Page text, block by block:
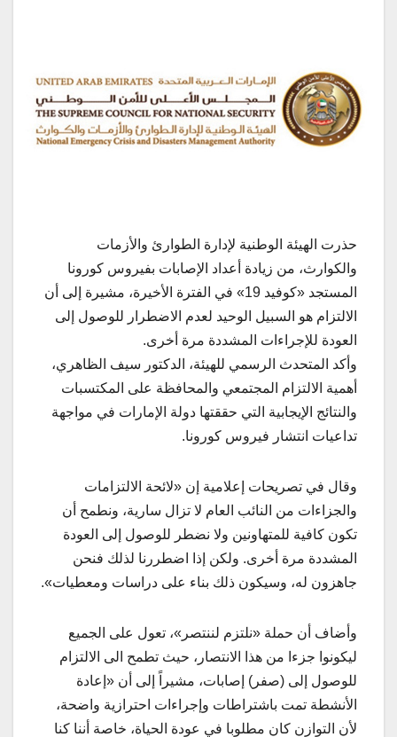
حذرت الهيئة الوطنية لإدارة الطوارئ والأزمات
والكوارث، من زيادة أعداد الإصابات بفيروس كورونا
المستجد «كوفيد 19» في الفترة الأخيرة، مشيرة إلى أن
الالتزام هو السبيل الوحيد لعدم الاضطرار للوصول إلى
العودة للإجراءات المشددة مرة أخرى.
وأكد المتحدث الرسمي للهيئة، الدكتور سيف الظاهري،
أهمية الالتزام المجتمعي والمحافظة على المكتسبات
والنتائج الإيجابية التي حققتها دولة الإمارات في مواجهة
تداعيات انتشار فيروس كورونا.
وقال في تصريحات إعلامية إن «لائحة الالتزامات
والجزاءات من النائب العام لا تزال سارية، ونطمح أن
تكون كافية للمتهاونين ولا نضطر للوصول إلى العودة
المشددة مرة أخرى. ولكن إذا اضطررنا لذلك فنحن
جاهزون له، وسيكون ذلك بناء على دراسات ومعطيات».
وأضاف أن حملة «نلتزم لننتصر»، تعول على الجميع
ليكونوا جزءا من هذا الانتصار، حيث تطمح الى الالتزام
للوصول إلى (صفر) إصابات، مشيراً إلى أن «إعادة
الأنشطة تمت باشتراطات وإجراءات احترازية واضحة،
لأن التوازن كان مطلوبا في عودة الحياة، خاصة أننا كنا